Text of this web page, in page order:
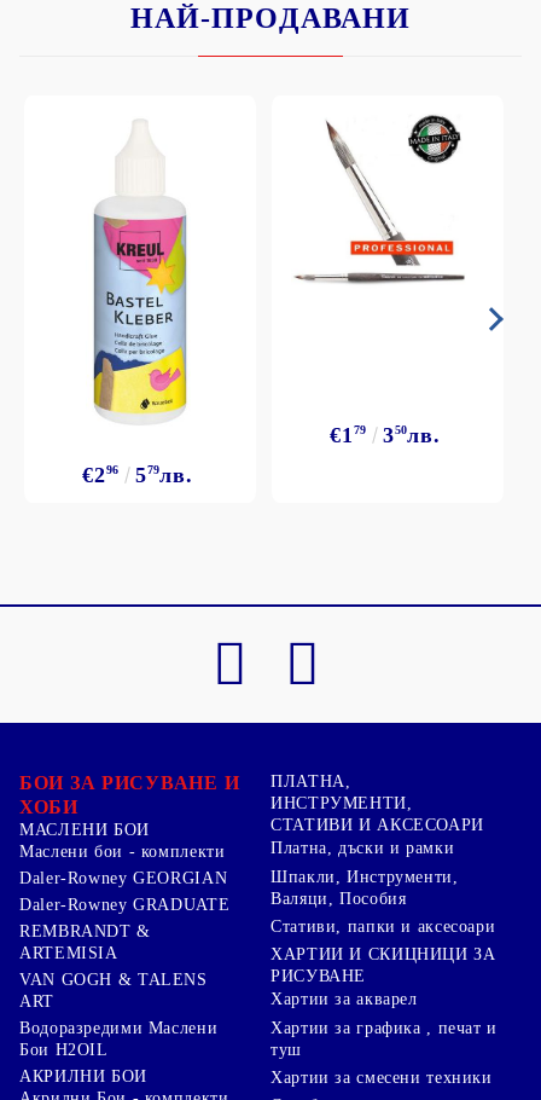
НАЙ-ПРОДАВАНИ
€296 579лв.
€1 79 350лв.
БОИ ЗА РИСУВАНЕ И
ХОБИ
МАСЛЕНИ БОИ
Маслени бои - комплекти
Daler-Rowney GEORGIAN
Daler-Rowney GRADUATE
REMBRANDT &
ARTEMISIA
VAN GOGH & TALENS
ART
Водоразредими Маслени
Бои H2OIL
АКРИЛНИ БОИ
ПЛАТНА,
ИНСТРУМЕНТИ,
СТАТИВИ И АКСЕСОАРИ
Платна, дъски и рамки
Шпакли, Инструменти,
Валяци, Пособия
Стативи, папки и аксесоари
ХАРТИИ И СКИЦНИЦИ ЗА
РИСУВАНЕ
Хартии за акварел
Хартии за графика , печат и
туш
Хартии за смесени техники